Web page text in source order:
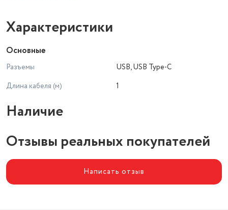
Характеристики
Основные
Разъемы
USB, USB Type-C
Длина кабеля (м)
1
Наличие
Отзывы реальных покупателей
Написать отзыв